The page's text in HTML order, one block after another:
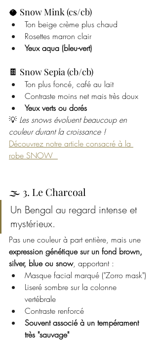
🥥 Snow Mink (cs/cb)
Ton beige crème plus chaud
Rosettes marron clair
Yeux aqua (bleu-vert)
🍫 Snow Sepia (cb/cb)
Ton plus foncé, café au lait
Contraste moins net mais très doux
Yeux verts ou dorés
💡 Les snows évoluent beaucoup en
couleur durant la croissance !
Découvrez notre article consacré à la
robe SNOW
🌫️ 3. Le Charcoal
Un Bengal au regard intense et
mystérieux.
Pas une couleur à part entière, mais une
expression génétique sur un fond brown,
silver, blue ou snow, apportant :
Masque facial marqué ("Zorro mask")
Liseré sombre sur la colonne
vertébrale
Contraste renforcé
Souvent associé à un tempérament
très "sauvage"